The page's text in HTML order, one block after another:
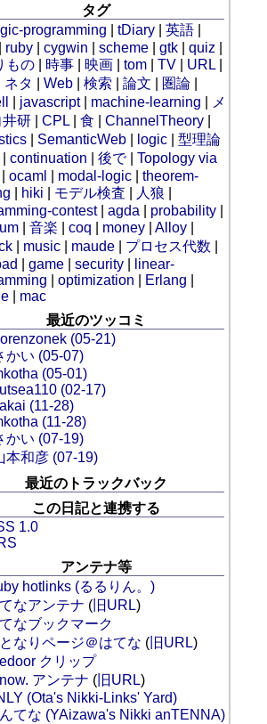
タグ
programming |tDiary |英語
ruby |cygwin |scheme |gtk |quiz
もの
時事 映画 |tom |TV URL
ネタ |Web |検索 |論文 圏論
javascript| machine-learning
メ
井研 |CPL |食 |ChannelTheory
SemanticWeb logic |型理論
|continuation |後で|Topology via
|ocaml modal-logic |theorem-
hiki モデル検査 人狼
contest|agda probability
|音楽 |coq money |Alloy
music maude プロセス代数
|game |security
linear-
|optimization Erlang
mac
最近のツッコミ
(05-21)
かい (05-07)
(05-01)
(02-17)
(11-28)
(11-28)
かい (07-19)
本和彦 (07-19)
最近のトラックバック
この日記と連携する
1.0
アンテナ等
hotlinks (るるりん。)
なアンテナ ( 旧URL)
なブックマーク
なりページ＠はてな ( 旧URL)
クリップ
アンテナ ( 旧URL)
(Ota's Nikki-Links' Yard)
てな (YAizawa's Nikki anTENNA)